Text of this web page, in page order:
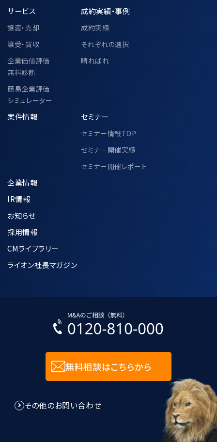
サービス
譲渡・売却
譲受・買収
企業価値評価
無料診断
簡易企業評価
シミュレーター
成約実績・事例
成約実績
それぞれの選択
晴ればれ
案件情報 セミナー
セミナー情報TOP
セミナー開催実績
セミナー開催レポート
企業情報
IR情報
お知らせ
採用情報
CMライブラリー
ライオン社長マガジン
無料相談はこちらから
その他のお問い合わせ